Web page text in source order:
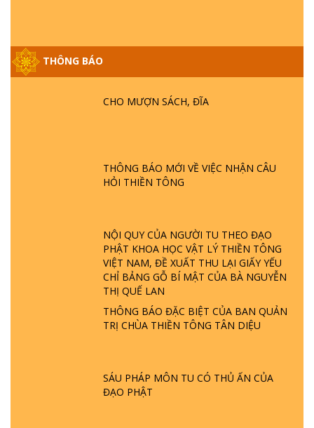
THÔNG BÁO
CHO MƯỢN SÁCH, ĐĨA
THÔNG BÁO MỚI VỀ VIỆC NHẬN CÂU
HỎI THIỀN TÔNG
NỘI QUY CỦA NGƯỜI TU THEO ĐẠO
PHẬT KHOA HỌC VẬT LÝ THIỀN TÔNG
VIỆT NAM, ĐỀ XUẤT THU LẠI GIẤY YẾU
CHỈ BẢNG GỖ BÍ MẬT CỦA BÀ NGUYỄN
THỊ QUẾ LAN
THÔNG BÁO ĐẶC BIỆT CỦA BAN QUẢN
TRỊ CHÙA THIỀN TÔNG TÂN DIỆU
SÁU PHÁP MÔN TU CÓ THỦ ẤN CỦA
ĐẠO PHẬT
GIẢI ĐÁP ĐẶC BIỆT P25 - SUỐT 49 NĂM
PHẬT KHÔNG NÓI? HỘI LONG HOA LÀ
HỘI GÌ? TỬ VÌ ĐẠO
PHẬT GIỚI CÓ THỜI GIAN KHÔNG? |
TTTD
LÀ AI? QUỶ SA TĂNG? | TTTD
GIẢI ĐÁP THIỀN TÔNG ĐẶC BIỆT P22 - TẠI
SAO TRÁI ĐẤT NHIỀU THIÊN TAI - LŨ LỤT
- HỎA HOẠN | TTTD
GIẢI ĐÁP THIỀN TÔNG ĐẶC BIỆT P21 - TẠI
GIẢI ĐÁP VỀ LỄ TIỄN THIỀN TÔNG SƯ